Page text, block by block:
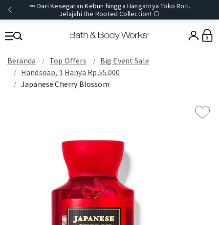
🥕 Dari Kesegaran Kebun hingga Hangatnya Toko Roti.
Jelajahi the Rooted Collection! 🍞
0
Beranda Top Offers
Big Event Sale
Handsoap, 1 Hanya Rp 55.000
Japanese Cherry Blossom